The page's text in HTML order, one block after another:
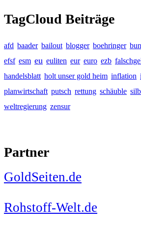
TagCloud Beiträge
afd baader bailout blogger boehringer
efsf esm eu euliten eur euro ezb
handelsblatt holt unser gold heim inflation
planwirtschaft putsch rettung schäuble
weltregierung zensur
Partner
GoldSeiten.de
Rohstoff-Welt.de